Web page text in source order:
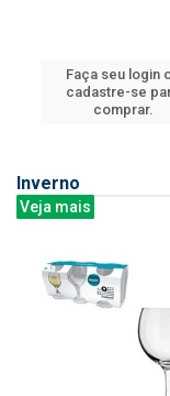
Faça seu login
cadastre-se
comprar.
Inverno
Veja mais